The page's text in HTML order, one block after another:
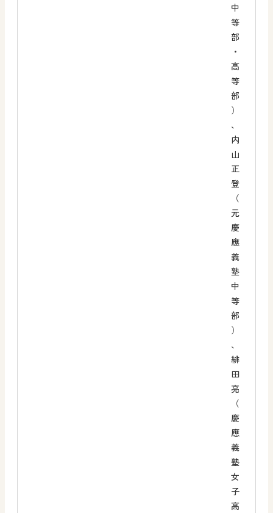
中
等
部
・
高
等
部
）
、
内
山
正
登
（
元
慶
應
義
塾
中
等
部
）
、
緋
田
亮
（
慶
應
義
塾
女
子
高